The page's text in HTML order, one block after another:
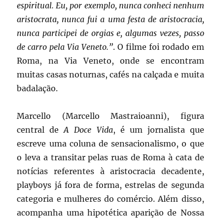
espiritual. Eu, por exemplo, nunca conheci nenhum
aristocrata, nunca fui a uma festa de aristocracia,
nunca participei de orgias e, algumas vezes, passo
de carro pela Via Veneto.”. O filme foi rodado em
Roma, na Via Veneto, onde se encontram
muitas casas noturnas, cafés na calçada e muita
badalação.
Marcello (Marcello Mastraioanni), figura
central deA Doce Vida, é um jornalista que
escreve uma coluna de sensacionalismo, o que
o leva a transitar pelas ruas de Roma à cata de
notícias referentes à aristocracia decadente,
playboys já fora de forma, estrelas de segunda
categoria e mulheres do comércio. Além disso,
acompanha uma hipotética aparição de Nossa